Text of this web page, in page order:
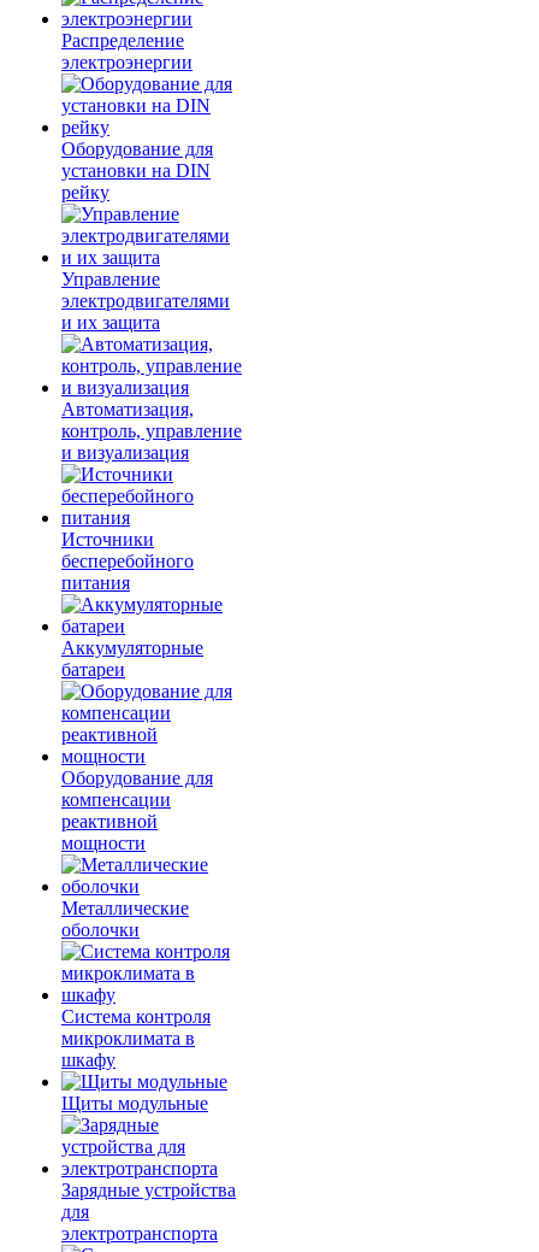
Распределение
электроэнергии
Оборудование для
установки на DIN
рейку
Управление
электродвигателями
и их защита
Автоматизация,
контроль, управление
и визуализация
Источники
бесперебойного
питания
Аккумуляторные
батареи
Оборудование для
компенсации
реактивной
мощности
Металлические
оболочки
Система контроля
микроклимата в
шкафу
Щиты модульные
Зарядные устройства
для
электротранспорта